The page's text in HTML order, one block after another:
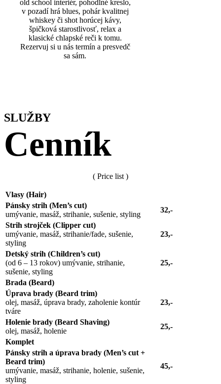
old school interiér, pohodlné kreslo,
v pozadí hrá blues, pohár kvalitnej
whiskey či shot horúcej kávy,
špičková starostlivosť, relax a
klasické chlapské reči k tomu.
Rezervuj si u nás termín a presvedč
sa sám.
SLUŽBY
Cenník
( Price list )
Vlasy (Hair)
Pánsky strih (Men’s cut)
umývanie, masáž, strihanie, sušenie, styling
32,-
Strih strojček (Clipper cut)
umývanie, masáž, strihanie/fade, sušenie,
styling
23,-
Detský strih (Children’s cut)
(od 6 – 13 rokov) umývanie, strihanie,
sušenie, styling
25,-
Brada (Beard)
Úprava brady (Beard trim)
olej, masáž, úprava brady, zaholenie kontúr
tváre
23,-
Holenie brady (Beard Shaving)
olej, masáž, holenie
25,-
Komplet
Pánsky strih a úprava brady (Men’s cut +
Beard trim)
umývanie, masáž, strihanie, holenie, sušenie,
styling
45,-